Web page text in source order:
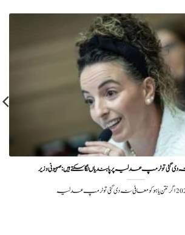
نہ دی گئی تو ٹرمپ عدلیہ پر پابندیاں لگا سکتے ہیں:صہیونی وزیر